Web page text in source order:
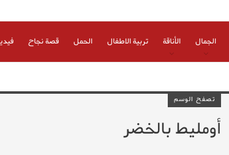
الجمال الأناقة تربية الاطفال الحمل قصة نجاح
تصفح الوسم
أومليط بالخضر